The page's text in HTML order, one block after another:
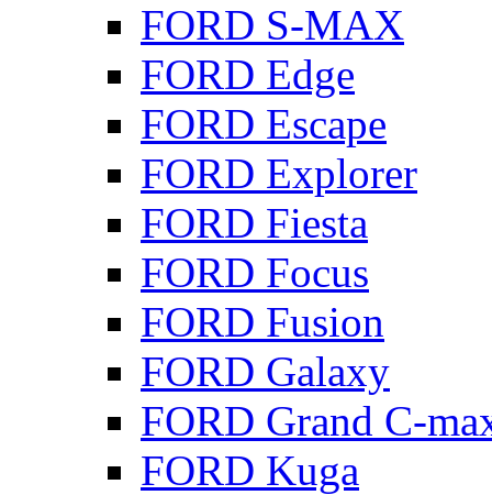
FORD S-MAX
FORD Edge
FORD Escape
FORD Explorer
FORD Fiesta
FORD Focus
FORD Fusion
FORD Galaxy
FORD Grand C-
FORD Kuga